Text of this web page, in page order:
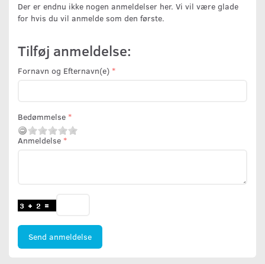
Der er endnu ikke nogen anmeldelser her. Vi vil være glade
for hvis du vil anmelde som den første.
Tilføj anmeldelse:
Fornavn og Efternavn(e)
Bedømmelse
Anmeldelse
Send anmeldelse